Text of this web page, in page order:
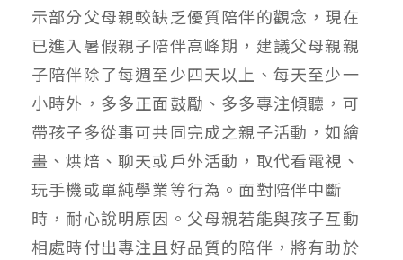
示部分父母親較缺乏優質陪伴的觀念，現在
已進入暑假親子陪伴高峰期，建議父母親親
子陪伴除了每週至少四天以上、每天至少一
小時外，多多正面鼓勵、多多專注傾聽，可
帶孩子多從事可共同完成之親子活動，如繪
畫、烘焙、聊天或戶外活動，取代看電視、
玩手機或單純學業等行為。面對陪伴中斷
時，耐心說明原因。父母親若能與孩子互動
相處時付出專注且好品質的陪伴，將有助於